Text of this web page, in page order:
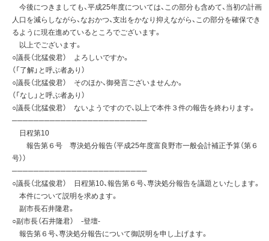
今後につきましても、平成25年度については、この部分も含めて、当初の計画
人口を減らしながら、なおかつ、支出をかなり抑えながら、この部分を確保でき
るように現在進めているところでございます。
以上でございます。
○議長（北猛俊君） よろしいですか。
（「了解」と呼ぶ者あり）
○議長（北猛俊君） そのほか、御発言ございませんか。
（「なし」と呼ぶ者あり）
○議長（北猛俊君） ないようですので、以上で本件３件の報告を終わります。
─────────────────────────
日程第10
報告第６号 専決処分報告（平成25年度富良野市一般会計補正予算（第６
号））
─────────────────────────
○議長（北猛俊君） 日程第10、報告第６号、専決処分報告を議題といたします。
本件について説明を求めます。
副市長石井隆君。
○副市長（石井隆君） -登壇-
報告第６号、専決処分報告について御説明を申し上げます。